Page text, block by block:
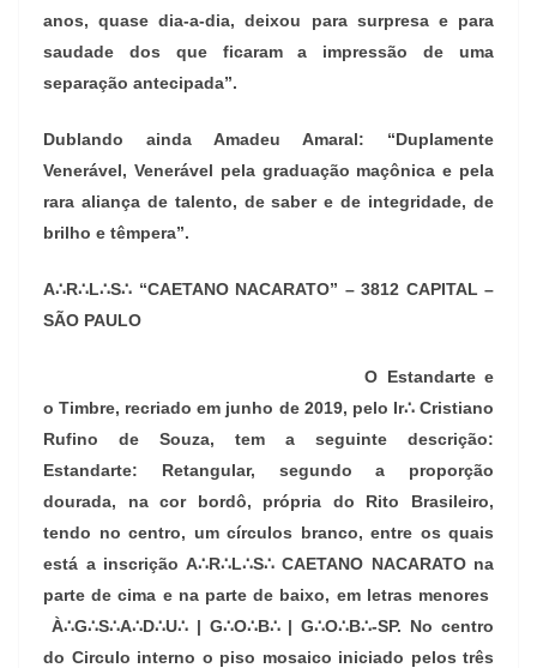
anos, quase dia-a-dia, deixou para surpresa e para
saudade dos que ficaram a impressão de uma
separação antecipada”.
Dublando ainda Amadeu Amaral: “Duplamente
Venerável, Venerável pela graduação maçônica e pela
rara aliança de talento, de saber e de integridade, de
brilho e têmpera”.
A∴R∴L∴S∴ “CAETANO NACARATO” – 3812 CAPITAL –
SÃO PAULO
O Estandarte e
o Timbre, recriado em junho de 2019, pelo Ir∴ Cristiano
Rufino de Souza, tem a seguinte descrição:
Estandarte: Retangular, segundo a proporção
dourada, na cor bordô, própria do Rito Brasileiro,
tendo no centro, um círculos branco, entre os quais
está a inscrição A∴R∴L∴S∴ CAETANO NACARATO na
parte de cima e na parte de baixo, em letras menores
À∴G∴S∴A∴D∴U∴ | G∴O∴B∴ | G∴O∴B∴-SP. No centro
do Circulo interno o piso mosaico iniciado pelos três